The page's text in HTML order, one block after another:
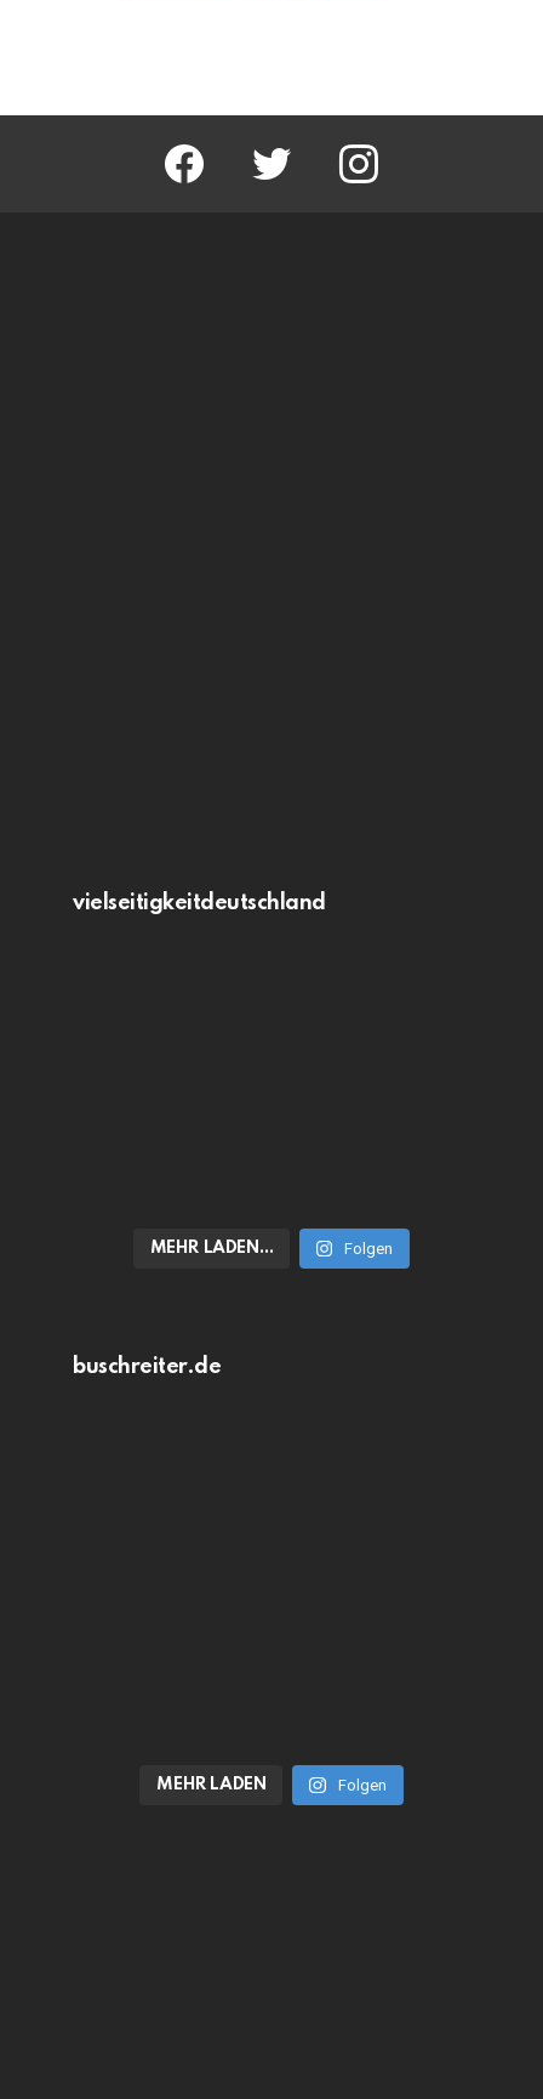
facebook twitter instagram
vielseitigkeitdeutschland
MEHR LADEN… Folgen
buschreiter.de
MEHR LADEN Folgen